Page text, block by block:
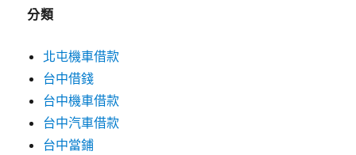
分類
北屯機車借款
台中借錢
台中機車借款
台中汽車借款
台中當鋪